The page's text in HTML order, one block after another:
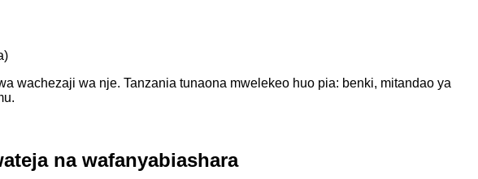
wachezaji wa nje. Tanzania tunaona mwelekeo huo pia: benki, mitandao ya
na wafanyabiashara